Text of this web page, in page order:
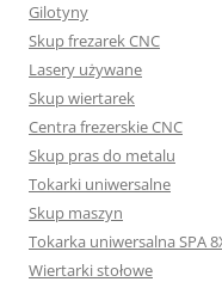
Gilotyny
Skup frezarek CNC
Lasery używane
Skup wiertarek
Centra frezerskie CNC
Skup pras do metalu
Tokarki uniwersalne
Skup maszyn
Tokarka uniwersalna SPA
Wiertarki stołowe